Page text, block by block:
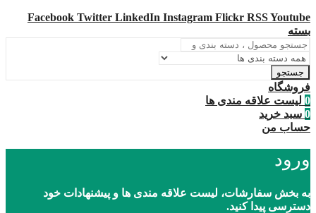
Facebook Twitter LinkedIn Instagram Flickr RSSYoutube
بسته
جستجو
فروشگاه
0 لیست علاقه مندی ها
0 سبد خرید
حساب من
ورود
به بخش سفارشات، لیست علاقه مندی ها و پیشنهادات خود
دسترسی پیدا کنید.